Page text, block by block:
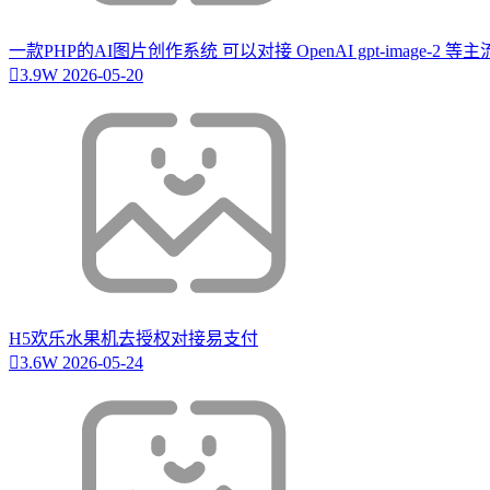
一款PHP的AI图片创作系统 可以对接 OpenAI gpt-image-2 等主
3.9W 2026-05-20
H5欢乐水果机去授权对接易支付
3.6W 2026-05-24